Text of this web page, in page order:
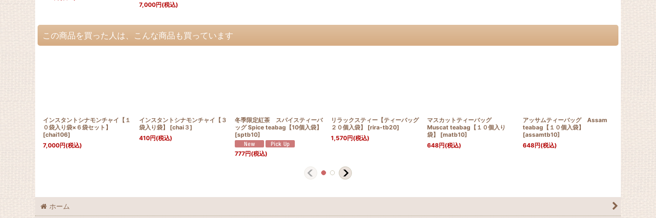
7,000円(税込)
この商品を買った人は、こんな商品も買っています
インスタントシナモンチャイ【１
０袋入り袋×６袋セット】
[chai106]
7,000円(税込)
インスタントシナモンチャイ【３
袋入り袋】
[chai３]
410円(税込)
冬季限定紅茶 スパイスティーバ
ッグ Spice teabag【10個入袋】
[sptb10]
777円(税込)
リラックスティー【ティーバッグ
２０個入袋】
[rira-tb20]
1,570円(税込)
マスカットティーバッグ
Muscat teabag【１０個入り
袋】
[matb10]
648円(税込)
アッサムティーバッグ Assam
teabag【１０個入袋】
[assamtb10]
648円(税込)
ホーム